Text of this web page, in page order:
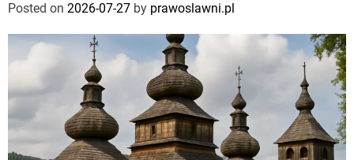
Posted on 2026-07-27 by prawoslawni.pl